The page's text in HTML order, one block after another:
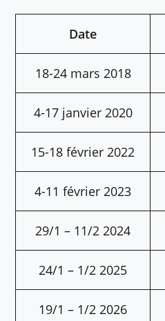
Date
18-24 mars 2018
4-17 janvier 2020
15-18 février 2022
4-11 février 2023
29/1 – 11/2 2024
24/1 – 1/2 2025
19/1 – 1/2 2026